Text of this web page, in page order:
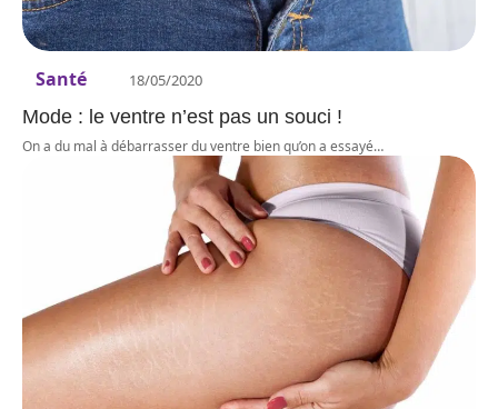
Santé 18/05/2020
Mode : le ventre n’est pas un souci !
On a du mal à débarrasser du ventre bien qu’on a essayé…